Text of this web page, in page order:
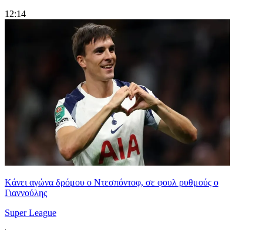
12:14
Kάνει αγώνα δρόμου ο Ντεσπόντοφ, σε φουλ ρυθμούς ο
Γιαννούλης
Super League